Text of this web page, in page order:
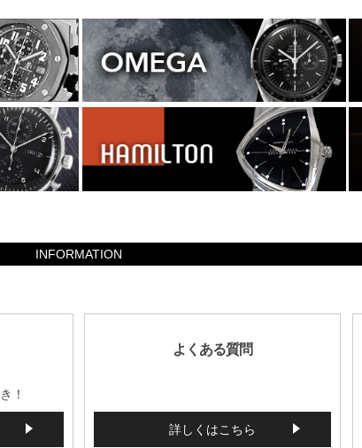
INFORMATION
！
よくある質問
詳しくはこちら